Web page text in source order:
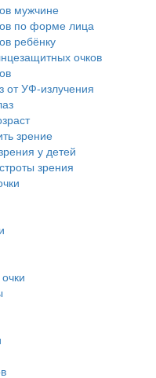
мужчине
по форме лица
ребёнку
очков
от УФ-излучения
зрение
у детей
зрения